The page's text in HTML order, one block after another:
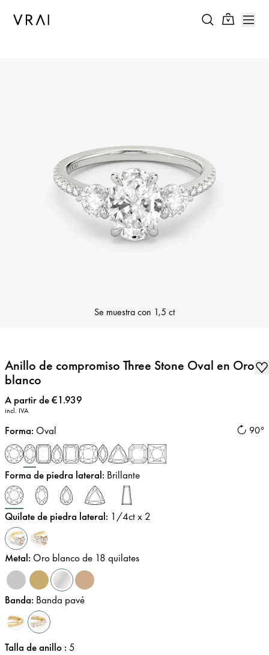
Se muestra con 1,5 ct
Anillo de compromiso Three Stone Oval en Oro
blanco
Precio:
A partir de €1.939
incl. IVA
90°
Forma: Oval
Forma de piedra lateral: Brillante
Quilate de piedra lateral: 1/4ct x 2
Metal: Oro blanco de 18 quilates
Banda: Banda pavé
Talla de anillo : 5